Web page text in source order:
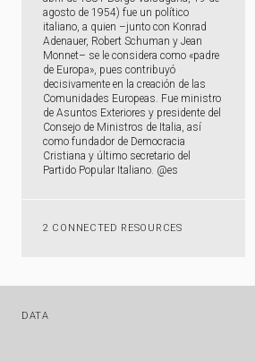
agosto de 1954) fue un político
italiano, a quien –junto con Konrad
Adenauer, Robert Schuman y Jean
Monnet– se le considera como «padre
de Europa», pues contribuyó
decisivamente en la creación de las
Comunidades Europeas. Fue ministro
de Asuntos Exteriores y presidente del
Consejo de Ministros de Italia, así
como fundador de Democracia
Cristiana y último secretario del
Partido Popular Italiano. @es
2 CONNECTED RESOURCES
DATA